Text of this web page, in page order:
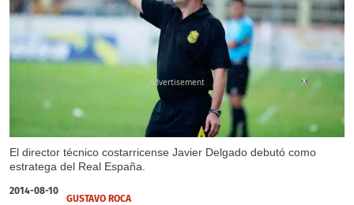
El director técnico costarricense Javier Delgado debutó como
estratega del Real España.
X
2014-08-10
GUSTAVO ROCA